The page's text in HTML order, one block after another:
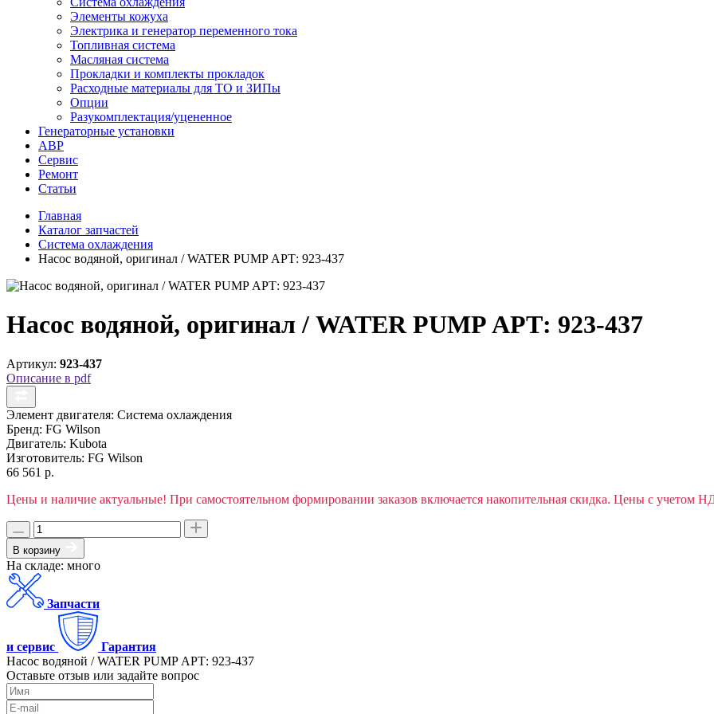
Элементы кожуха
Электрика и генератор переменного тока
Топливная система
Масляная система
Прокладки и комплекты прокладок
Расходные материалы для ТО и ЗИПы
Опции
Разукомплектация/уцененное
Генераторные установки
АВР
Сервис
Ремонт
Статьи
Главная
Каталог запчастей
Система охлаждения
Насос водяной, оригинал / WATER PUMP АРТ: 923-437
Насос водяной, оригинал / WATER PUMP АРТ: 923-437
Артикул: 923-437
Описание в pdf
Элемент двигателя: Система охлаждения
Бренд: FG Wilson
Двигатель: Kubota
Изготовитель: FG Wilson
66 561 р.
Цены и наличие актуальные! При самостоятельном формировании заказов включается накопительная скидка. Цены с учетом
В корзину
На складе: много
Запчасти
и сервис
Гарантия
Насос водяной / WATER PUMP АРТ: 923-437
Оставьте отзыв или задайте вопрос